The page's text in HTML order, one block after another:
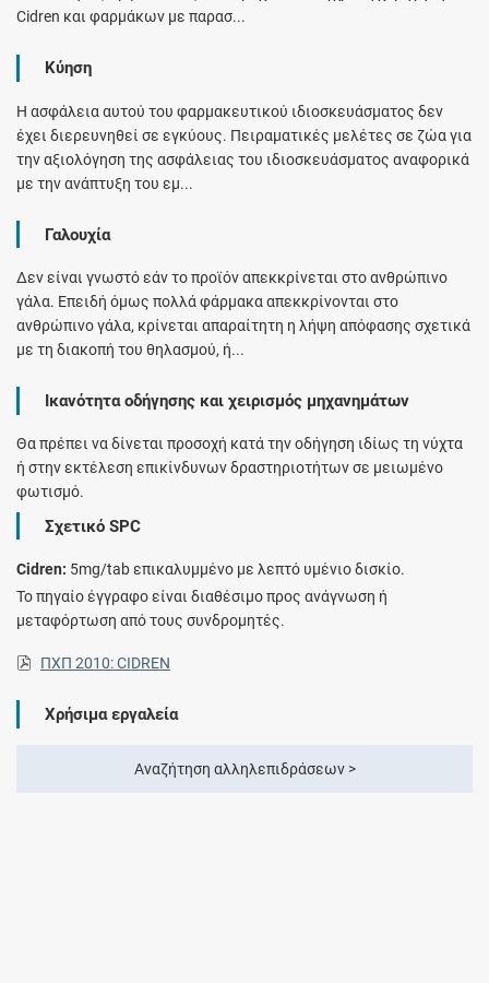
Cidren και φαρμάκων με παρασ...
Κύηση
Η ασφάλεια αυτού του φαρμακευτικού ιδιοσκευάσματος δεν
έχει διερευνηθεί σε εγκύους. Πειραματικές μελέτες σε ζώα για
την αξιολόγηση της ασφάλειας του ιδιοσκευάσματος αναφορικά
με την ανάπτυξη του εμ...
Γαλουχία
Δεν είναι γνωστό εάν το προϊόν απεκκρίνεται στο ανθρώπινο
γάλα. Επειδή όμως πολλά φάρμακα απεκκρίνονται στο
ανθρώπινο γάλα, κρίνεται απαραίτητη η λήψη απόφασης σχετικά
με τη διακοπή του θηλασμού, ή...
Ικανότητα οδήγησης και χειρισμός μηχανημάτων
Θα πρέπει να δίνεται προσοχή κατά την οδήγηση ιδίως τη νύχτα
ή στην εκτέλεση επικίνδυνων δραστηριοτήτων σε μειωμένο
φωτισμό.
Σχετικό SPC
Cidren: 5mg/tab επικαλυμμένο με λεπτό υμένιο δισκίο.
Το πηγαίο έγγραφο είναι διαθέσιμο προς ανάγνωση ή
μεταφόρτωση από τους συνδρομητές.
ΠΧΠ 2010: CIDREN
Χρήσιμα εργαλεία
Αναζήτηση αλληλεπιδράσεων >